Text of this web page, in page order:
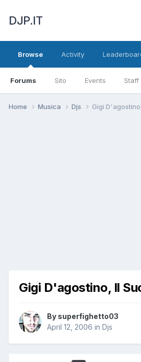
DJP.IT
Browse
Forums Sito Events Staff
Activity
Home Musica Djs Gigi
Gigi D'agostino, Il
By superfighetto03
April 12, 2006 in Djs